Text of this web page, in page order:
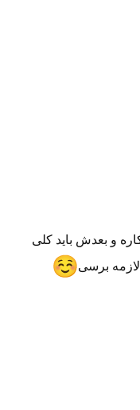
دیدن ۲۰ درصد کاره و بعدش باید کلی
برسی